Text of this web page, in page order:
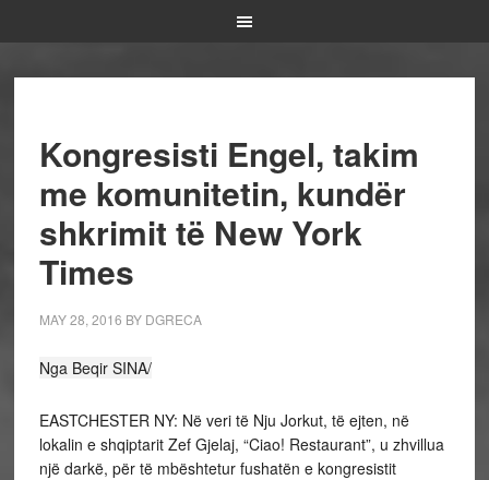
Kongresisti Engel, takim
me komunitetin, kundër
shkrimit të New York
Times
MAY 28, 2016 BY DGRECA
Nga Beqir SINA/
EASTCHESTER NY: Në veri të Nju Jorkut, të ejten, në
lokalin e shqiptarit Zef Gjelaj, “Ciao! Restaurant”, u zhvillua
një darkë, për të mbështetur fushatën e kongresistit